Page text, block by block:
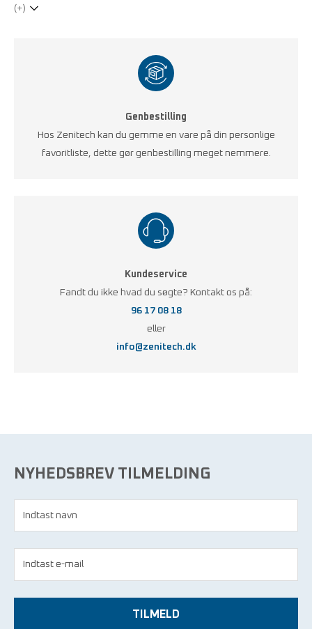
(+)
Genbestilling
Hos Zenitech kan du gemme en vare på din personlige
favoritliste, dette gør genbestilling meget nemmere.
Kundeservice
Fandt du ikke hvad du søgte? Kontakt os på:
96 17 08 18
eller
info@zenitech.dk
NYHEDSBREV TILMELDING
TILMELD